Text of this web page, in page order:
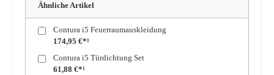
Ähnliche Artikel
Contura i5 Feuerraumauskleidung
174,95 €*¹
Contura i5 Türdichtung Set
61,88 €*¹